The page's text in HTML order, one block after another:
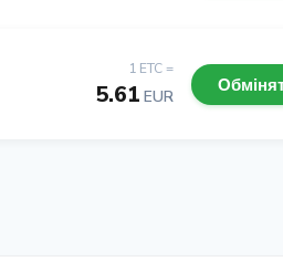
1 ETC =
5.61 EUR